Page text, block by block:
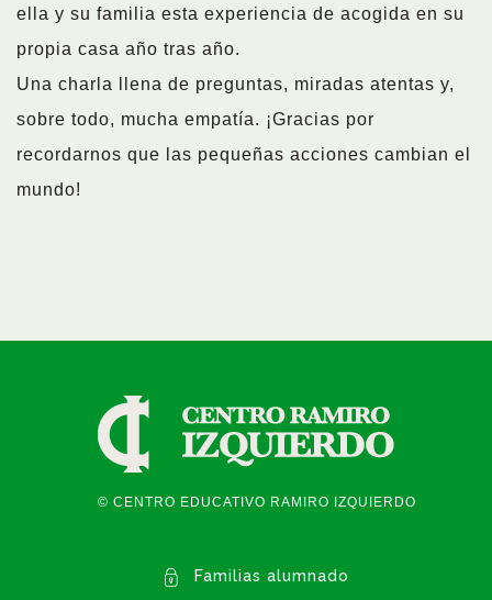
ella y su familia esta experiencia de acogida en su
propia casa año tras año.
Una charla llena de preguntas, miradas atentas y,
sobre todo, mucha empatía. ¡Gracias por
recordarnos que las pequeñas acciones cambian el
mundo!
© CENTRO EDUCATIVO RAMIRO IZQUIERDO
Familias alumnado